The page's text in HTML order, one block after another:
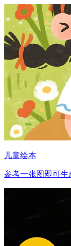
儿童绘本
参考一张图即可生